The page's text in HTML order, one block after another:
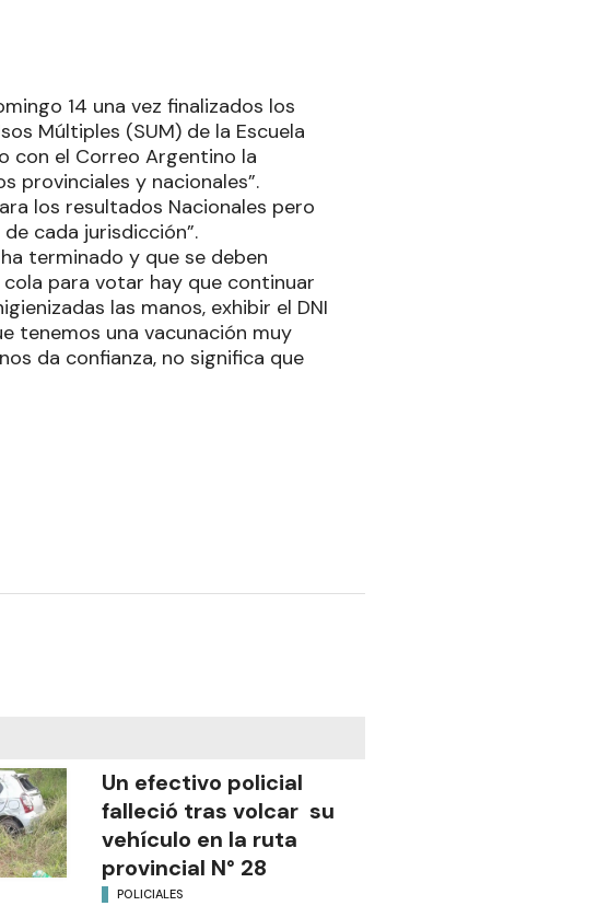
14 una vez finalizados los
Múltiples (SUM) de la Escuela
con el Correo Argentino la
provinciales y nacionales”.
los resultados Nacionales pero
cada jurisdicción”.
terminado y que se deben
para votar hay que continuar
las manos, exhibir el DNI
tenemos una vacunación muy
da confianza, no significa que
Un efectivo policial
falleció tras volcar su
vehículo en la ruta
provincial N° 28
POLICIALES